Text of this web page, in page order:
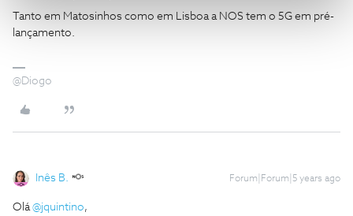
Tanto em Matosinhos como em Lisboa a NOS tem o 5G em pré-
lançamento.
@Diogo
Inês B. Forum|Forum|5 years ago
Olá@jquintino,